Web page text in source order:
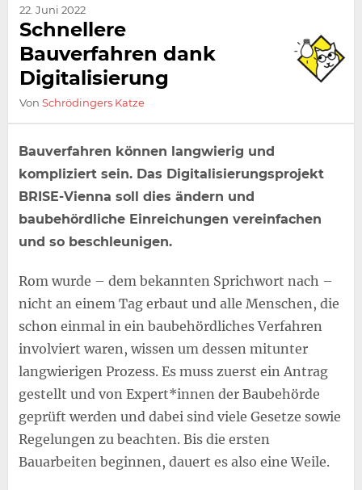
22. Juni 2022
Schnellere
Bauverfahren dank
Digitalisierung
Von Schrödingers Katze
Bauverfahren können langwierig und
kompliziert sein. Das Digitalisierungsprojekt
BRISE-Vienna soll dies ändern und
baubehördliche Einreichungen vereinfachen
und so beschleunigen.
Rom wurde – dem bekannten Sprichwort nach –
nicht an einem Tag erbaut und alle Menschen, die
schon einmal in ein baubehördliches Verfahren
involviert waren, wissen um dessen mitunter
langwierigen Prozess. Es muss zuerst ein Antrag
gestellt und von Expert*innen der Baubehörde
geprüft werden und dabei sind viele Gesetze sowie
Regelungen zu beachten. Bis die ersten
Bauarbeiten beginnen, dauert es also eine Weile.